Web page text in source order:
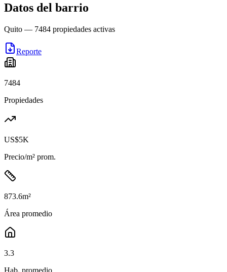
Datos del barrio
Quito — 7484 propiedades activas
Reporte
7484
Propiedades
US$5K
Precio/m² prom.
873.6m²
Área promedio
3.3
Hab. promedio